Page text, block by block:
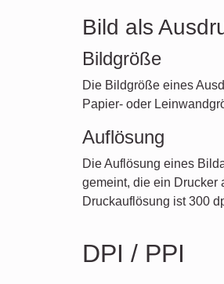
Bild als
Bildgröße
Die Bildgröße eines
Papier- oder
Auflösung
Die Auflösung eines
gemeint, die ein Drucker
Druckauflösung ist 300
DPI / PPI